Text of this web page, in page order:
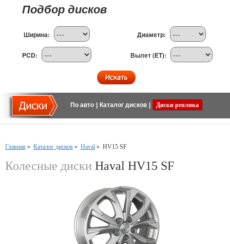
Подбор дисков
Ширина: Диаметр:
PCD: Вылет (ET):
По авто Каталог дисков Диски реплика
Главная » Каталог дисков » Haval » HV15 SF
Колесные диски Haval HV15 SF